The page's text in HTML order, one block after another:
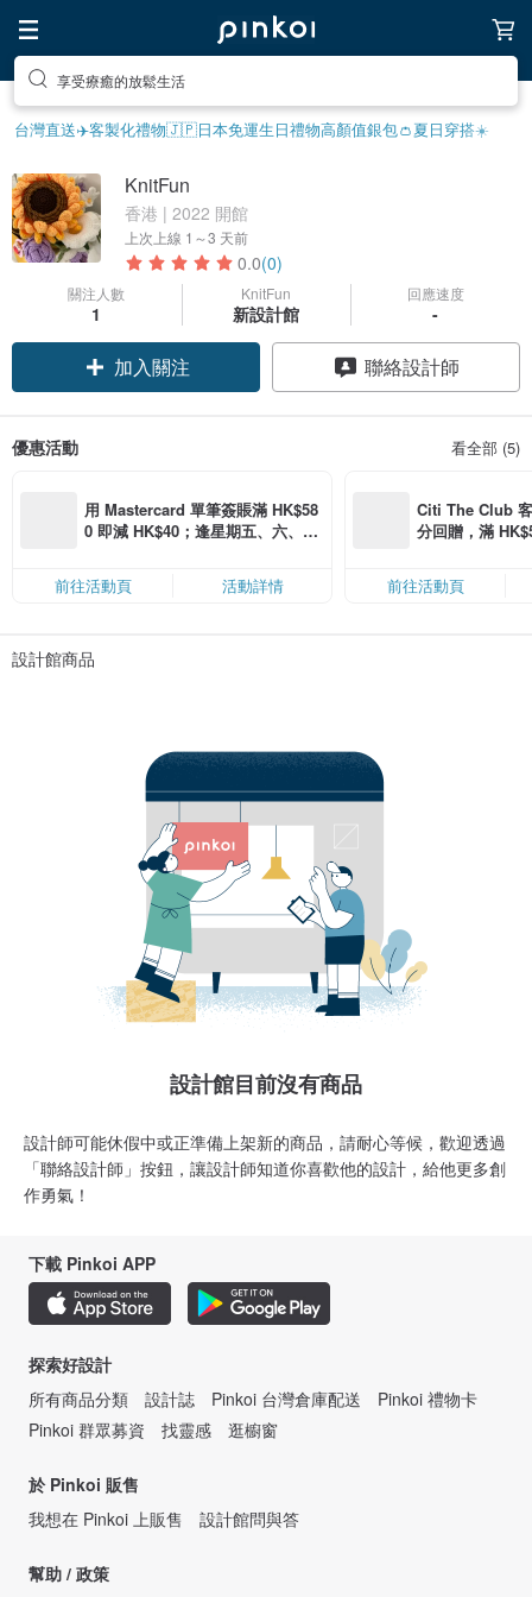
享受療癒的放鬆生活
台灣直送✈️客製化禮物🇯🇵日本免運生日禮物高顏值銀包👛夏日穿搭☀️
KnitFun
香港 | 2022 開館
上次上線 1～3 天前
0.0(0)
關注人數
1
KnitFun
新設計館
回應速度
-
加入關注 聯絡設計師
優惠活動 看全部 (5)
用 Mastercard 單筆簽賬滿 HK$58
0 即減 HK$40；逢星期五、六、日
卡」結帳）
前往活動頁 活動詳情
Citi The Club
分回贈，滿
前往活動頁
設計館商品
設計館目前沒有商品
設計師可能休假中或正準備上架新的商品，請耐心等候，歡迎透過
「聯絡設計師」按鈕，讓設計師知道你喜歡他的設計，給他更多創
作勇氣！
下載 Pinkoi APP
探索好設計
所有商品分類
設計誌 Pinkoi 台灣倉庫配送
Pinkoi 禮物卡
Pinkoi 群眾募資
找靈感 逛櫥窗
於 Pinkoi 販售
我想在 Pinkoi 上販售
設計館問與答
幫助 / 政策